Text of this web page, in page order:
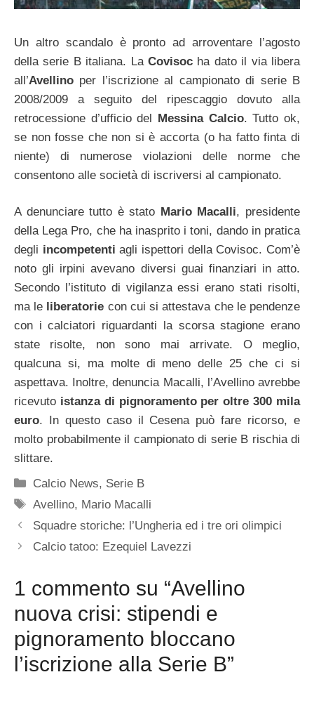
Un altro scandalo è pronto ad arroventare l’agosto
della serie B italiana. La Covisoc ha dato il via libera
all’Avellino per l’iscrizione al campionato di serie B
2008/2009 a seguito del ripescaggio dovuto alla
retrocessione d’ufficio del Messina Calcio. Tutto ok,
se non fosse che non si è accorta (o ha fatto finta di
niente) di numerose violazioni delle norme che
consentono alle società di iscriversi al campionato.
A denunciare tutto è stato Mario Macalli, presidente
della Lega Pro, che ha inasprito i toni, dando in pratica
degli incompetentiagli ispettori della Covisoc. Com’è
noto gli irpini avevano diversi guai finanziari in atto.
Secondo l’istituto di vigilanza essi erano stati risolti,
ma le liberatorie con cui si attestava che le pendenze
con i calciatori riguardanti la scorsa stagione erano
state risolte, non sono mai arrivate. O meglio,
qualcuna si, ma molte di meno delle 25 che ci si
aspettava. Inoltre, denuncia Macalli, l’Avellino avrebbe
ricevuto istanza di pignoramento per oltre 300 mila
euro. In questo caso il Cesena può fare ricorso, e
molto probabilmente il campionato di serie B rischia di
slittare.
Categorie
Calcio News, Serie B
Tag
Avellino, Mario Macalli
Squadre storiche: l’Ungheria ed i tre ori olimpici
Calcio tatoo: Ezequiel Lavezzi
1 commento su “Avellino
nuova crisi: stipendi e
pignoramento bloccano
l’iscrizione alla Serie B”